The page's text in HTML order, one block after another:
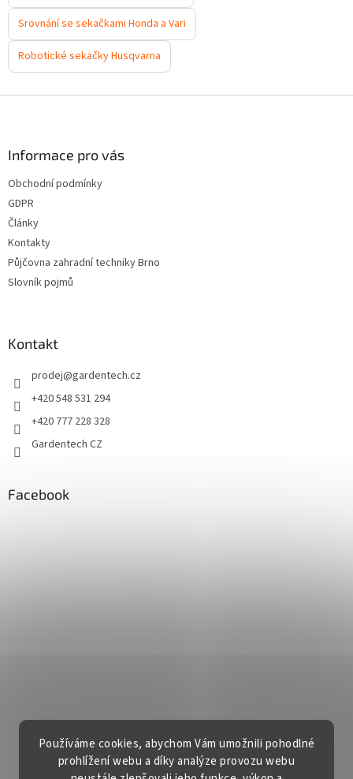
Používáme cookies, abychom Vám umožnili pohodlné
prohlížení webu a díky analýze provozu webu
Srovnání se sekačkami Honda a Vari
Robotické sekačky Husqvarna
Informace pro vás
Obchodní podmínky
GDPR
Články
Kontakty
Půjčovna zahradní techniky Brno
Slovník pojmů
Kontakt
prodej@gardentech.cz
+420 548 531 294
+420 777 228 328
Gardentech CZ
Facebook